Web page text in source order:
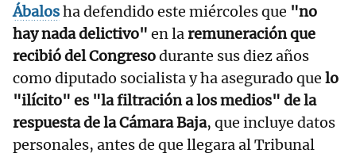
Ábalosha defendido este miércoles que "no
hay nada delictivo" en laremuneración que
recibió del Congresodurante sus diez años
como diputado socialista y ha asegurado que lo
"ilícito" es "la filtración a los medios" de la
respuesta de la Cámara Baja, que incluye datos
personales, antes de que llegara al Tribunal